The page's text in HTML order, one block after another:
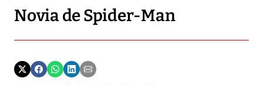
Novia de Spider-Man